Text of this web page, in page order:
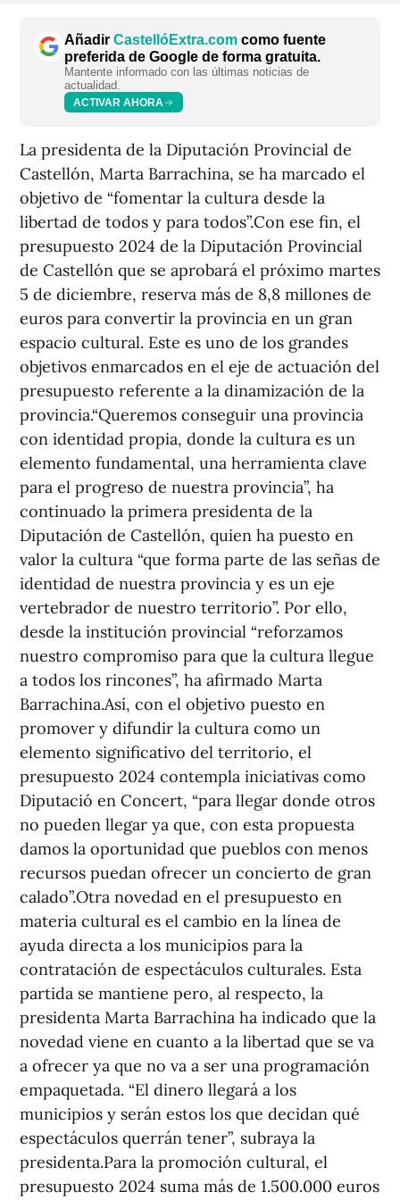
Añadir CastellóExtra.com como fuente
preferida de Google de forma gratuita.
Mantente informado con las últimas noticias de
actualidad.
ACTIVAR AHORA
La presidenta de la Diputación Provincial de
Castellón, Marta Barrachina, se ha marcado el
objetivo de “fomentar la cultura desde la
libertad de todos y para todos”.Con ese fin, el
presupuesto 2024 de la Diputación Provincial
de Castellón que se aprobará el próximo martes
5 de diciembre, reserva más de 8,8 millones de
euros para convertir la provincia en un gran
espacio cultural. Este es uno de los grandes
objetivos enmarcados en el eje de actuación del
presupuesto referente a la dinamización de la
provincia.“Queremos conseguir una provincia
con identidad propia, donde la cultura es un
elemento fundamental, una herramienta clave
para el progreso de nuestra provincia”, ha
continuado la primera presidenta de la
Diputación de Castellón, quien ha puesto en
valor la cultura “que forma parte de las señas de
identidad de nuestra provincia y es un eje
vertebrador de nuestro territorio”. Por ello,
desde la institución provincial “reforzamos
nuestro compromiso para que la cultura llegue
a todos los rincones”, ha afirmado Marta
Barrachina.Así, con el objetivo puesto en
promover y difundir la cultura como un
elemento significativo del territorio, el
presupuesto 2024 contempla iniciativas como
Diputació en Concert, “para llegar donde otros
no pueden llegar ya que, con esta propuesta
damos la oportunidad que pueblos con menos
recursos puedan ofrecer un concierto de gran
calado”.Otra novedad en el presupuesto en
materia cultural es el cambio en la línea de
ayuda directa a los municipios para la
contratación de espectáculos culturales. Esta
partida se mantiene pero, al respecto, la
presidenta Marta Barrachina ha indicado que la
novedad viene en cuanto a la libertad que se va
a ofrecer ya que no va a ser una programación
empaquetada. “El dinero llegará a los
municipios y serán estos los que decidan qué
espectáculos querrán tener”, subraya la
presidenta.Para la promoción cultural, el
presupuesto 2024 suma más de 1.500.000 euros